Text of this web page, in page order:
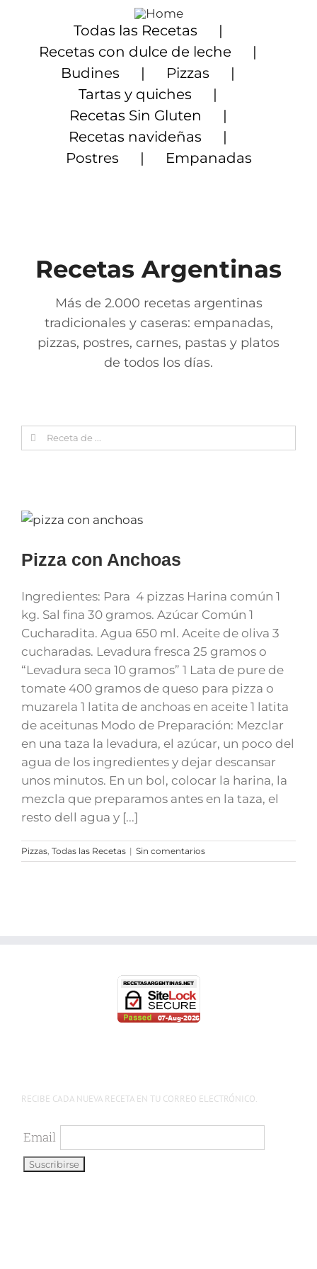
contenido
Todas las Recetas
Recetas con dulce de leche
Budines
Pizzas
Tartas y quiches
Recetas Sin Gluten
Recetas navideñas
Postres
Empanadas
Recetas Argentinas
Más de 2.000 recetas argentinas
tradicionales y caseras: empanadas,
pizzas, postres, carnes, pastas y platos
de todos los días.
Search
for:
Pizza con Anchoas
Ingredientes: Para 4 pizzas Harina común 1
kg. Sal fina 30 gramos. Azúcar Común 1
Cucharadita. Agua 650 ml. Aceite de oliva 3
cucharadas. Levadura fresca 25 gramos o
“Levadura seca 10 gramos” 1 Lata de pure de
tomate 400 gramos de queso para pizza o
muzarela 1 latita de anchoas en aceite 1 latita
de aceitunas Modo de Preparación: Mezclar
en una taza la levadura, el azúcar, un poco del
agua de los ingredientes y dejar descansar
unos minutos. En un bol, colocar la harina, la
mezcla que preparamos antes en la taza, el
resto dell agua y [...]
Pizzas Todas las Recetas | Sin comentarios
RECIBE CADA NUEVA RECETA EN TU CORREO ELECTRÓNICO.
Email